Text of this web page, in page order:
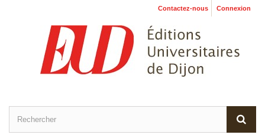
Connexion
Contactez-nous